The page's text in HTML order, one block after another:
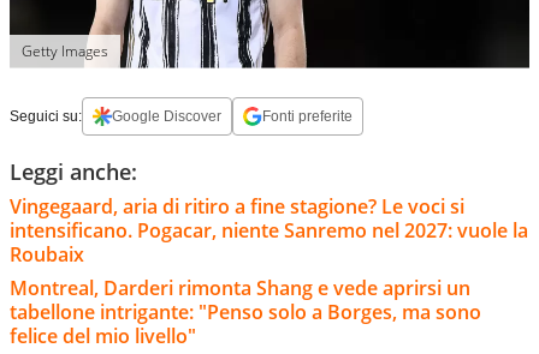
Getty Images
Seguici su: Google Discover Fonti preferite
Leggi anche:
Vingegaard, aria di ritiro a fine stagione? Le voci si
intensificano. Pogacar, niente Sanremo nel 2027: vuole la
Roubaix
Montreal, Darderi rimonta Shang e vede aprirsi un
tabellone intrigante: "Penso solo a Borges, ma sono
felice del mio livello"